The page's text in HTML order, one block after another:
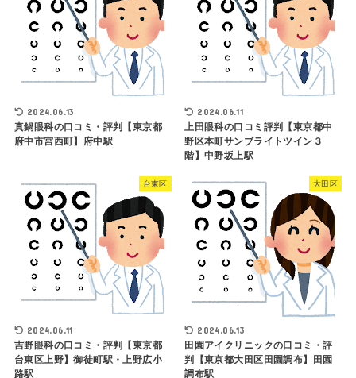
2024.06.13
真鍋眼科の口コミ・評判【東京都
府中市宮西町】府中駅
2024.06.11
上田眼科の口コミ評判【東京都中
野区本町サンブライトツイン３
階】中野坂上駅
台東区
2024.06.11
吉野眼科の口コミ・評判【東京都
台東区上野】御徒町駅・上野広小
路駅
大田区
2024.06.13
田園アイクリニックの口コミ・評
判【東京都大田区田園調布】田園
調布駅